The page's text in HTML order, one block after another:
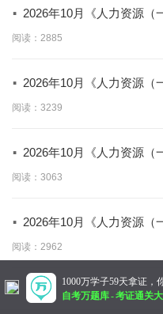
· 2026年10月《人力资源（
考！！】
阅读：2885
· 2026年10月《人力资源（
阅读：3239
· 2026年10月《人力资源（
阅读：3063
· 2026年10月《人力资源（
阅读：2962
1000万学子59天拿证，
自考万题库-考证通关大